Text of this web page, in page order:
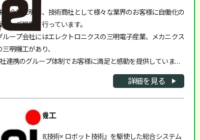
式会社三明は、技術商社として様々な業界のお客様に自働化の
売・ご提案を行っています。
ループ会社にはエレクトロニクスの三明電子産業、メカニクス
三明機工があり、
連携のグループ体制でお客様に満足と感動を提供していま
詳細を見る
業名：三明機工
機械技術× 電気技術× ロボット技術』を駆使した総合システム